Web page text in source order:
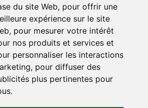
du site Web, pour offrir une
expérience sur le site
, pour mesurer votre intérêt
nos produits et services et
personnaliser les interactions
, pour diffuser des
plus pertinentes pour
.
ouverts :
de 9h à 12h et de 14h à 18h
?